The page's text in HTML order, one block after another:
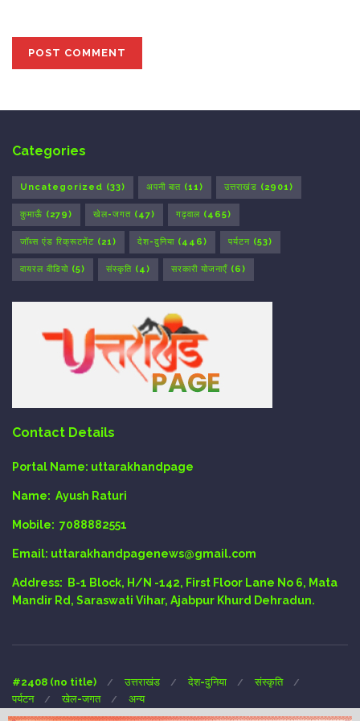
Categories
Uncategorized (33) अपनी बात (11) उत्तराखंड (2901)
कुमाऊँ (279) खेल-जगत (47) गढ़वाल (465)
जॉब्स एंड रिक्रूटमेंट (21) देश-दुनिया (446) पर्यटन (53)
वायरल वीडियो (5) संस्कृति (4) सरकारी योजनाएँ (6)
Contact Details
Portal Name: uttarakhandpage
Name: Ayush Raturi
Mobile: 7088882551
Email: uttarakhandpagenews@gmail.com
Address:
B-1 Block, H/N -142, First Floor Lane No 6, Mata
Mandir Rd, Saraswati Vihar, Ajabpur Khurd Dehradun.
#2408 (no title) उत्तराखंड देश-दुनिया
संस्कृति
पर्यटन
खेल-जगत अन्य